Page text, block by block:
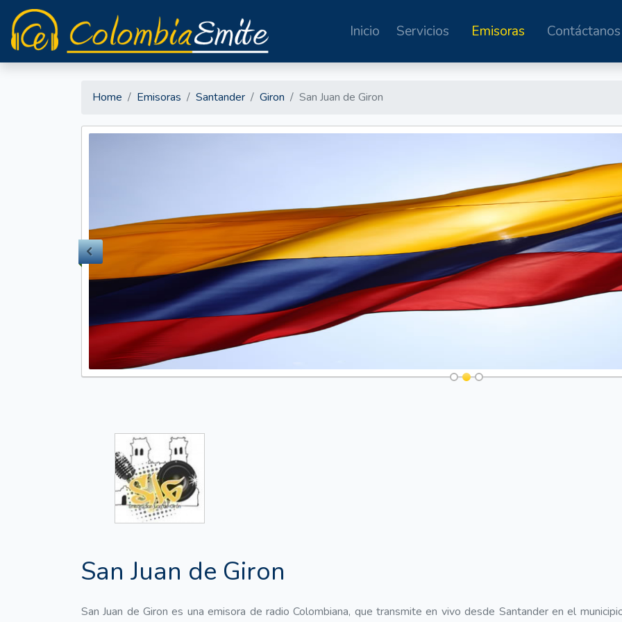
Inicio Servicios Emisoras Contáctanos
Home Emisoras Santander Giron San Juan de Giron
San Juan de Giron
San Juan de Giron es una emisora de radio Colombiana, que transmite en vivo desde Santander en el